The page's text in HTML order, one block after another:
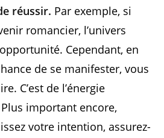
réussir. Par exemple, si
romancier, l’univers
Cependant, en
de se manifester, vous
C’est de l’énergie
important encore,
votre intention, assurez-